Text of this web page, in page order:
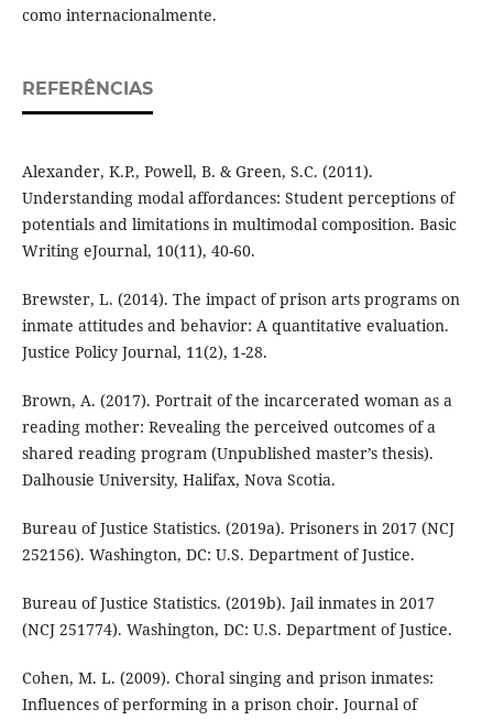
como internacionalmente.
REFERÊNCIAS
Alexander, K.P., Powell, B. & Green, S.C. (2011).
Understanding modal affordances: Student perceptions of
potentials and limitations in multimodal composition. Basic
Writing eJournal, 10(11), 40-60.
Brewster, L. (2014). The impact of prison arts programs on
inmate attitudes and behavior: A quantitative evaluation.
Justice Policy Journal, 11(2), 1-28.
Brown, A. (2017). Portrait of the incarcerated woman as a
reading mother: Revealing the perceived outcomes of a
shared reading program (Unpublished master’s thesis).
Dalhousie University, Halifax, Nova Scotia.
Bureau of Justice Statistics. (2019a). Prisoners in 2017 (NCJ
252156). Washington, DC: U.S. Department of Justice.
Bureau of Justice Statistics. (2019b). Jail inmates in 2017
(NCJ 251774). Washington, DC: U.S. Department of Justice.
Cohen, M. L. (2009). Choral singing and prison inmates:
Influences of performing in a prison choir. Journal of